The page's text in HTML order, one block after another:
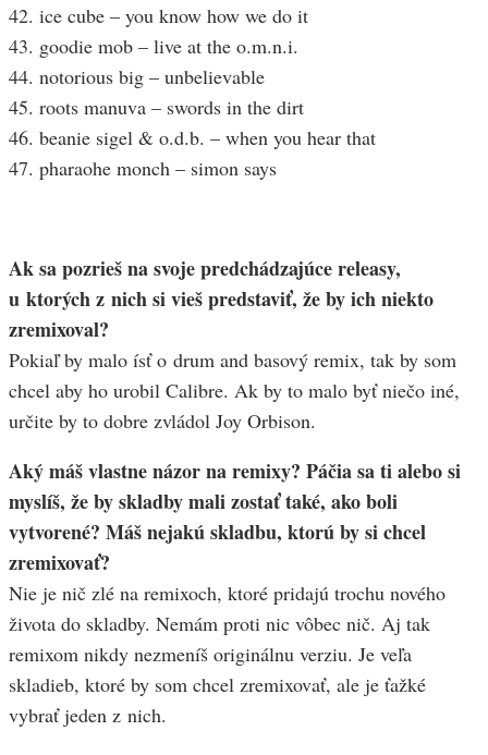
42. ice cube – you know how we do it
43. goodie mob – live at the o.m.n.i.
44. notorious big – unbelievable
45. roots manuva – swords in the dirt
46. beanie sigel & o.d.b. – when you hear that
47. pharaohe monch – simon says
Ak sa pozrieš na svoje predchádzajúce releasy,
u ktorých z nich si vieš predstaviť, že by ich niekto
zremixoval?
Pokiaľ by malo ísť o drum and basový remix, tak by som
chcel aby ho urobil Calibre. Ak by to malo byť niečo iné,
určite by to dobre zvládol Joy Orbison.
Aký máš vlastne názor na remixy? Páčia sa ti alebo si
myslíš, že by skladby mali zostať také, ako boli
vytvorené? Máš nejakú skladbu, ktorú by si chcel
zremixovať?
Nie je nič zlé na remixoch, ktoré pridajú trochu nového
života do skladby. Nemám proti nic vôbec nič. Aj tak
remixom nikdy nezmeníš originálnu verziu. Je veľa
skladieb, ktoré by som chcel zremixovať, ale je ťažké
vybrať jeden z nich.